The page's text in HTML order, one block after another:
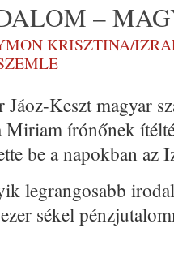
–
KRISZTINA/
Jáoz-Keszt magyar
írónőnek
be a napokban az
legrangosabb
sékel